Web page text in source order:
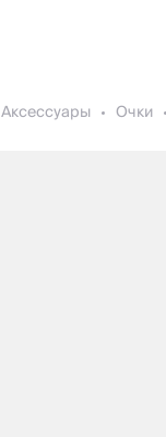
Аксессуары Очки